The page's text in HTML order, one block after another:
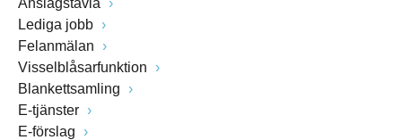
Anslagstavla
Lediga jobb
Felanmälan
Visselblåsarfunktion
Blankettsamling
E-tjänster
E-förslag